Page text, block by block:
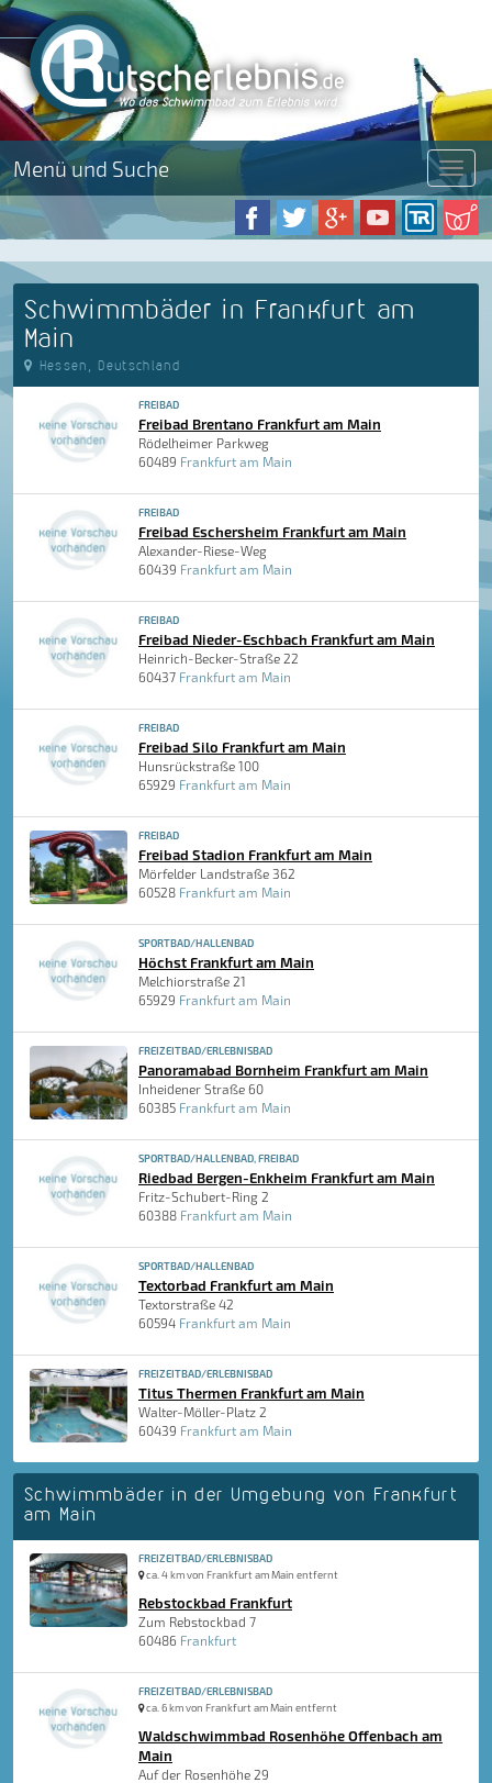
Menü und Suche Menü
Schwimmbäder in Frankfurt am
Main
Hessen, Deutschland
FREIBAD
Freibad Brentano Frankfurt am Main
Rödelheimer Parkweg
60489 Frankfurt am Main
FREIBAD
Freibad Eschersheim Frankfurt am Main
Alexander-Riese-Weg
60439 Frankfurt am Main
FREIBAD
Freibad Nieder-Eschbach Frankfurt am Main
Heinrich-Becker-Straße 22
60437 Frankfurt am Main
FREIBAD
Freibad Silo Frankfurt am Main
Hunsrückstraße 100
65929 Frankfurt am Main
FREIBAD
Freibad Stadion Frankfurt am Main
Mörfelder Landstraße 362
60528 Frankfurt am Main
SPORTBAD/HALLENBAD
Höchst Frankfurt am Main
Melchiorstraße 21
65929 Frankfurt am Main
FREIZEITBAD/ERLEBNISBAD
Panoramabad Bornheim Frankfurt am Main
Inheidener Straße 60
60385 Frankfurt am Main
SPORTBAD/HALLENBAD, FREIBAD
Riedbad Bergen-Enkheim Frankfurt am Main
Fritz-Schubert-Ring 2
60388 Frankfurt am Main
SPORTBAD/HALLENBAD
Textorbad Frankfurt am Main
Textorstraße 42
60594 Frankfurt am Main
FREIZEITBAD/ERLEBNISBAD
Titus Thermen Frankfurt am Main
Walter-Möller-Platz 2
60439 Frankfurt am Main
Schwimmbäder in der Umgebung von Frankfurt
am Main
FREIZEITBAD/ERLEBNISBAD
ca. 4 km von Frankfurt am Main entfernt
Rebstockbad Frankfurt
Zum Rebstockbad 7
60486 Frankfurt
FREIZEITBAD/ERLEBNISBAD
ca. 6 km von Frankfurt am Main entfernt
Waldschwimmbad Rosenhöhe Offenbach am
Main
Auf der Rosenhöhe 29